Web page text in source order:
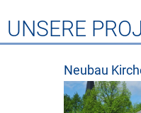
UNSERE
Neubau